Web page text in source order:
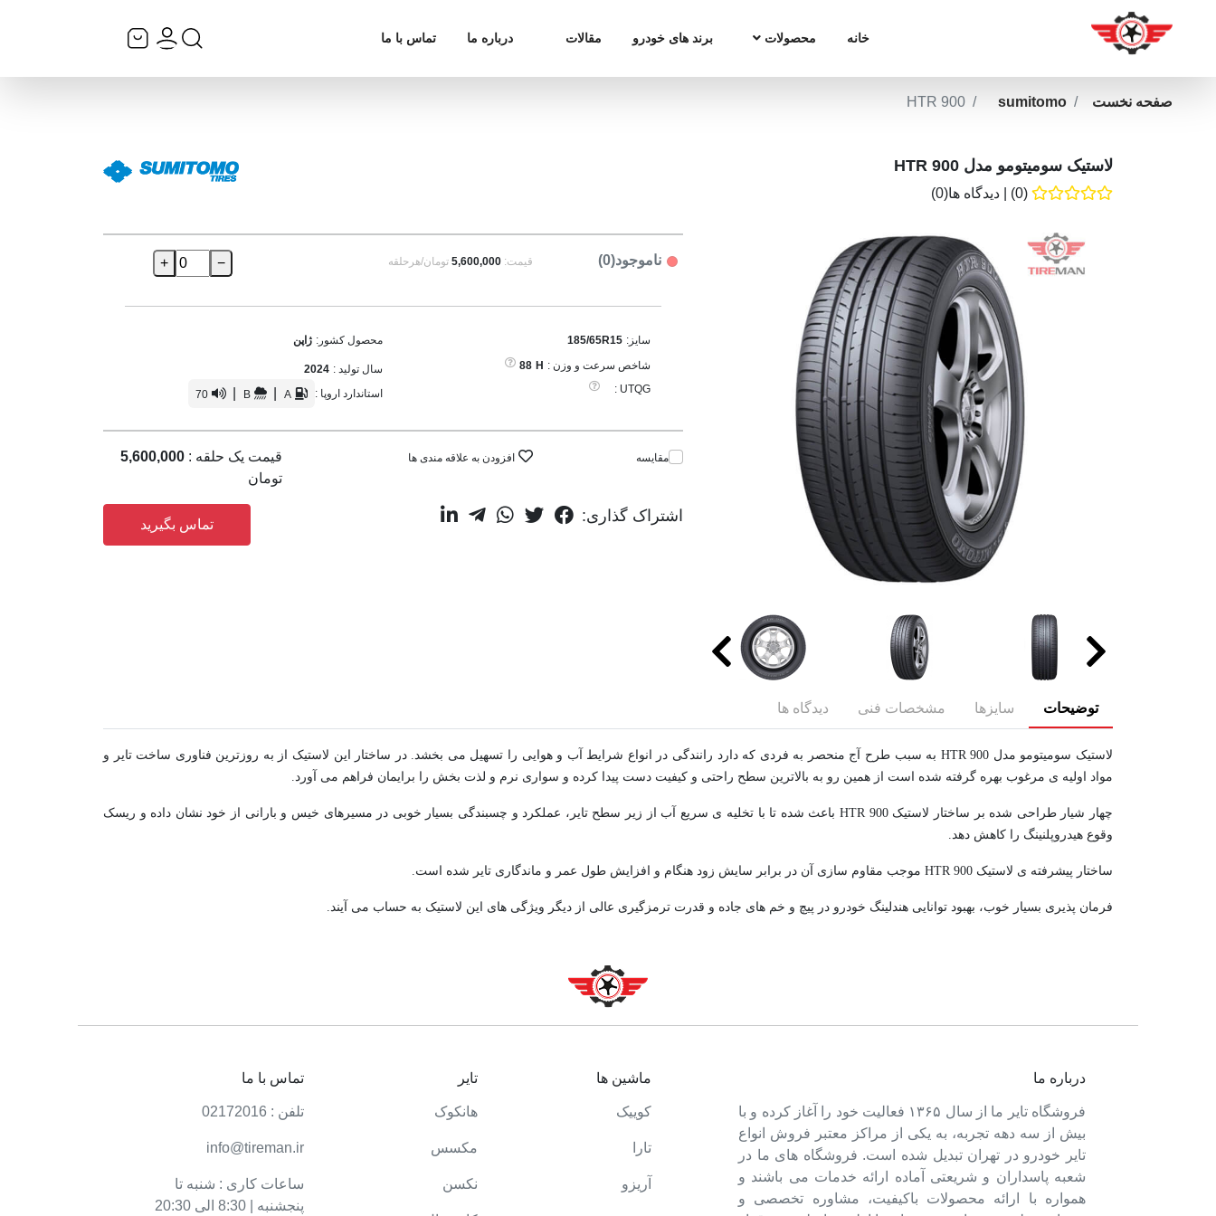
خانه محصولات برند های خودرو مقالات درباره ما تماس با ما
صفحه نخست sumitomo
HTR 900
لاستیک سومیتومو مدل HTR 900
(0) دیدگاه ها(0)
ناموجود(0) قیمت:5,600,000 تومان/هرحلقه −
+
سایز: 185/65R15
شاخص سرعت و وزن : H
88
UTQG :
محصول کشور: ژاپن
سال تولید : 2024
استاندارد اروپا :
A
B
70
مقایسه افزودن به علاقه مندی ها قیمت یک حلقه : 5,600,000
تومان
اشتراک گذاری: تماس بگیرید
توضیحات سایزها مشخصات فنی دیدگاه ها
لاستیک سومیتومو مدل HTR 900 به سبب طرح آج منحصر به فردی که دارد رانندگی در انواع شرایط آب و هوایی را تسهیل می بخشد. در ساختار این لاستیک از به روزترین فناوری ساخت تایر و
مواد اولیه ی مرغوب بهره گرفته شده است از همین رو به بالاترین سطح راحتی و کیفیت دست پیدا کرده و سواری نرم و لذت بخش را برایمان فراهم می آورد.
چهار شیار طراحی شده بر ساختار لاستیک HTR 900 باعث شده تا با تخلیه ی سریع آب از زیر سطح تایر، عملکرد و چسبندگی بسیار خوبی در مسیرهای خیس و بارانی از خود نشان داده و ریسک
وقوع هیدروپلنینگ را کاهش دهد.
ساختار پیشرفته ی لاستیک HTR 900 موجب مقاوم سازی آن در برابر سایش زود هنگام و افزایش طول عمر و ماندگاری تایر شده است.
فرمان پذیری بسیار خوب، بهبود توانایی هندلینگ خودرو در پیچ و خم های جاده و قدرت ترمزگیری عالی از دیگر ویژگی های این لاستیک به حساب می آیند.
درباره ما
فروشگاه تایر ما از سال ۱۳۶۵ فعالیت خود را آغاز کرده و با
بیش از سه دهه تجربه، به یکی از مراکز معتبر فروش انواع
تایر خودرو در تهران تبدیل شده است. فروشگاه های ما در
شعبه پاسداران و شریعتی آماده ارائه خدمات می باشند و
همواره با ارائه محصولات باکیفیت، مشاوره تخصصی و
ماشین ها
کوییک
تارا
آریزو
تایر
هانکوک
مکسس
نکسن
تماس با ما
تلفن : 02172016
info@tireman.ir
ساعات کاری : شنبه تا
پنجشنبه | 8:30 الی 20:30